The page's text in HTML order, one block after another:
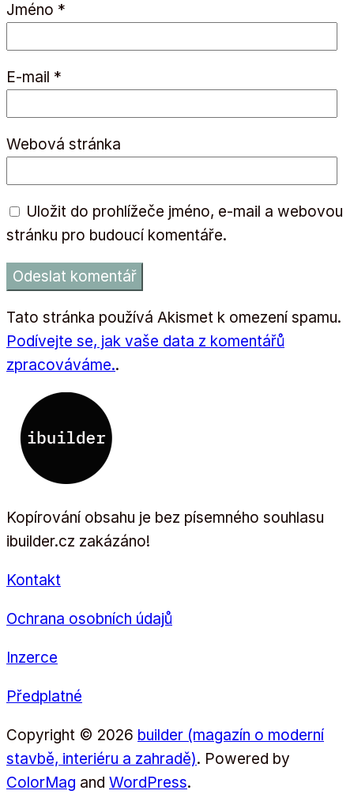
Jméno *
E-mail *
Webová stránka
Uložit do prohlížeče jméno, e-mail a webovou
stránku pro budoucí komentáře.
Tato stránka používá Akismet k omezení spamu.
Podívejte se, jak vaše data z komentářů
zpracováváme..
Kopírování obsahu je bez písemného souhlasu
ibuilder.cz zakázáno!
Kontakt
Ochrana osobních údajů
Inzerce
Předplatné
Copyright © 2026 builder (magazín o moderní
stavbě, interiéru a zahradě). Powered by
ColorMag and WordPress.